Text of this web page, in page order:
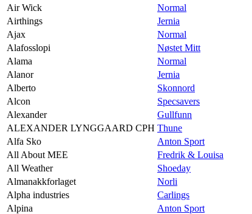
Air Wick
Normal
Airthings
Jernia
Ajax
Normal
Alafosslopi
Nøstet Mitt
Alama
Normal
Alanor
Jernia
Alberto
Skonnord
Alcon
Specsavers
Alexander
Gullfunn
ALEXANDER LYNGGAARD CPH Thune
Alfa Sko
Anton Sport
All About MEE
Fredrik & Louisa
All Weather
Shoeday
Almanakkforlaget
Norli
Alpha industries
Carlings
Alpina
Anton Sport